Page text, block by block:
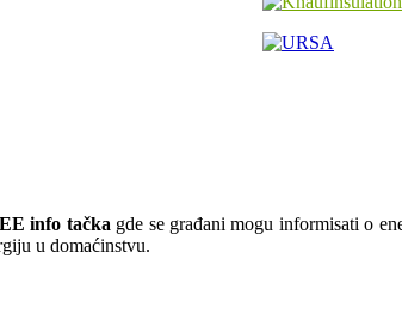
EE info tačka gde se građani mogu informisati o
u domaćinstvu.